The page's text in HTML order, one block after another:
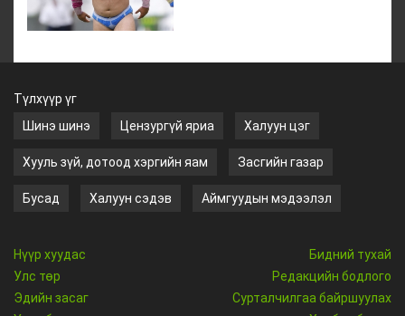
Түлхүүр үг
Шинэ шинэ
Цензургүй яриа Халуун цэг
Хууль зүй, дотоод хэргийн яам Засгийн газар
Бусад Халуун сэдэв Аймгуудын мэдээлэл
Нүүр хуудас
Улс төр
Эдийн засаг
Бидний тухай
Редакцийн бодлого
Сурталчилгаа байршуулах